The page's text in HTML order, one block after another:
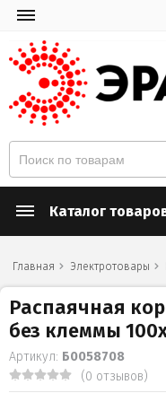
Каталог
Главная Электротовары
Распаячная
без клеммы
Артикул: Б0058708
(0 отзывов)